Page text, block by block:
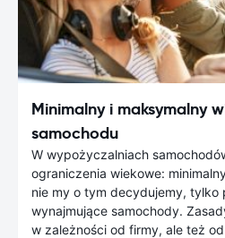
Minimalny i maksymalny
samochodu
W wypożyczalniach
ograniczenia wiekowe:
nie my o tym decydujemy, tylko
wynajmujące samochody.
w zależności od firmy, ale też